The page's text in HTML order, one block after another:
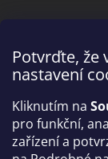
Potvrďte, že
nastavení
Kliknutím na
pro funkční,
zařízení a